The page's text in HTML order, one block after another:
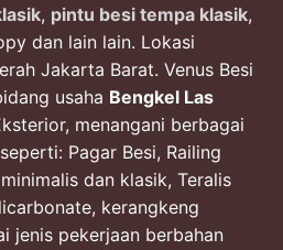
, pintu besi tempa klasik,
dan lain lain. Lokasi
Jakarta Barat. Venus Besi
usaha Bengkel Las
menangani berbagai
Pagar Besi, Railing
dan klasik, Teralis
kerangkeng
jenis pekerjaan berbahan